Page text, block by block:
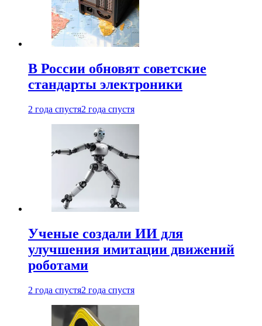
В России обновят советские
стандарты электроники
2 года спустя2 года спустя
Ученые создали ИИ для
улучшения имитации движений
роботами
2 года спустя2 года спустя